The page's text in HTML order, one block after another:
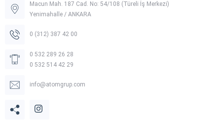
Macun Mah. 187 Cad. No: 54/108 (Türeli İş Merkezi)
Yenimahalle / ANKARA
0 (312) 387 42 00
0 532 289 26 28
0 532 514 42 29
info@atomgrup.com